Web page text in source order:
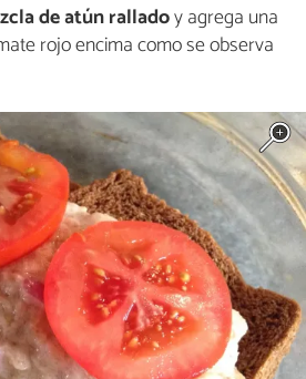
de atún ralladoy agrega una
rojo encima como se observa